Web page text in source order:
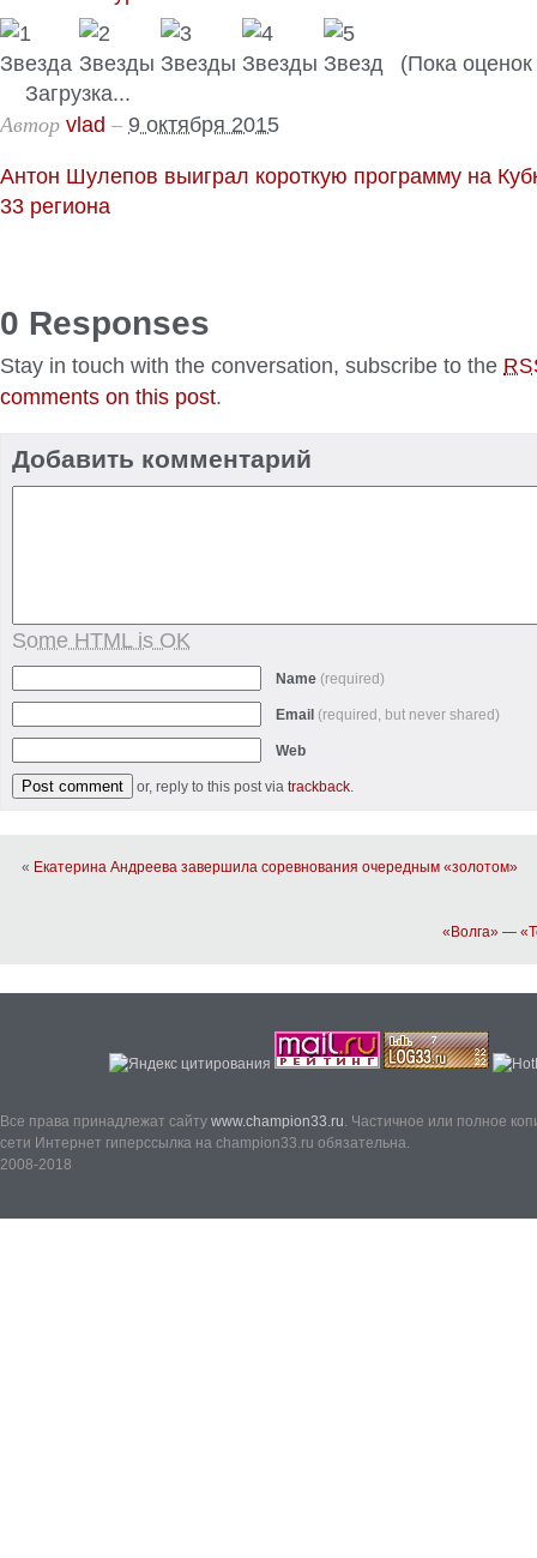
(Пока оценок
Загрузка...
Автор vlad – 9 октября 2015
Антон Шулепов выиграл короткую программу на
33 региона
0 Responses
Stay in touch with the conversation, subscribe to the
comments on this post.
Добавить комментарий
Some HTML is OK
Name (required)
Email (required, but never shared)
Web
or, reply to this post via trackback.
« Екатерина Андреева завершила соревнования очередным «золотом»
«Волга» —
Все права принадлежат сайту www.champion33.ru. Частичное или полное
сети Интернет гиперссылка на champion33.ru обязательна.
2008-2018